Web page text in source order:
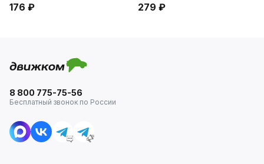
176 ₽ 279 ₽
8 800 775-75-56
Бесплатный звонок по России